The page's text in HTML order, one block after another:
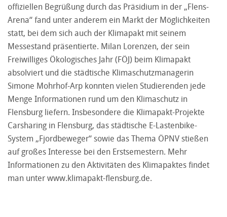
offiziellen Begrüßung durch das Präsidium in der „Flens-
Arena“ fand unter anderem ein Markt der Möglichkeiten
statt, bei dem sich auch der Klimapakt mit seinem
Messestand präsentierte. Milan Lorenzen, der sein
Freiwilliges Ökologisches Jahr (FÖJ) beim Klimapakt
absolviert und die städtische Klimaschutzmanagerin
Simone Mohrhof-Arp konnten vielen Studierenden jede
Menge Informationen rund um den Klimaschutz in
Flensburg liefern. Insbesondere die Klimapakt-Projekte
Carsharing in Flensburg, das städtische E-Lastenbike-
System „Fjordbeweger“ sowie das Thema ÖPNV stießen
auf großes Interesse bei den Erstsemestern. Mehr
Informationen zu den Aktivitäten des Klimapaktes findet
man unterwww.klimapakt-flensburg.de.